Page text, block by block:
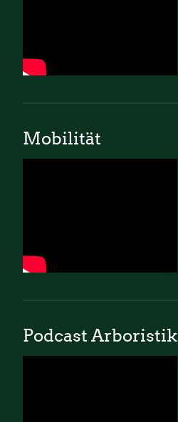
Mobilität
Podcast Arboristik